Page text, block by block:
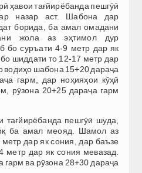
ҳавои тағйирёбанда пешгӯӣ
назар аст. Шабона дар
борида, ба амал омадани
жола аз эҳтимол дур
бо суръати 4-9 метр дар як
шиддати то 12-17 метр дар
водиҳо шабона 15+20 дараҷа
гарм, дар ноҳияҳои кӯҳӣ
рӯзона 20+25 дараҷа гарм
пешгӯӣ шуда,
ба амал меояд. Шамол аз
дар як сония, дар баъзе
метр дар як сония мевазад.
ва рӯзона 28+30 дараҷа